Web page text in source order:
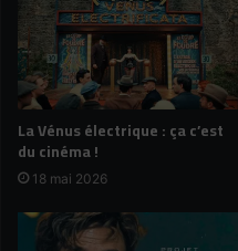
La Vénus électrique : ça c’est
du cinéma !
18 mai 2026